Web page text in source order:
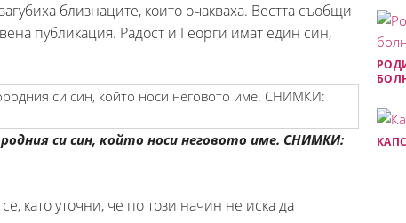
близнаците, които очакваха. Вестта съобщи
публикация. Радост и Георги имат един син,
си син, който носи неговото име. СНИМКИ:
като уточни, че по този начин не иска да